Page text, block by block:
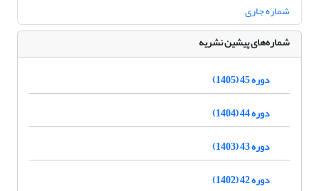
شماره جاری
شماره‌های پیشین نشریه
دوره 45 (1405)
دوره 44 (1404)
دوره 43 (1403)
دوره 42 (1402)